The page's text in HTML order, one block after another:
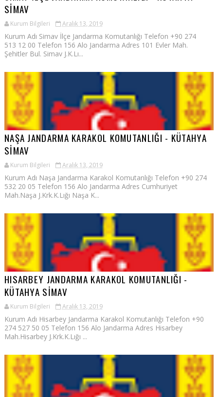
SİMAV
Kurum Bilgileri Aralık 13, 2019
Kurum Adı Simav İlçe Jandarma Komutanlığı Telefon +90 274
513 12 00 Telefon 156 Alo Jandarma Adres 101 Evler Mah.
Şehitler Bul. Simav J.K.Lı...
NAŞA JANDARMA KARAKOL KOMUTANLIĞI - KÜTAHYA
SİMAV
Kurum Bilgileri Aralık 13, 2019
Kurum Adı Naşa Jandarma Karakol Komutanlığı Telefon +90 274
532 20 05 Telefon 156 Alo Jandarma Adres Cumhuriyet
Mah.Naşa J.Krk.K.Lığı Naşa K...
HISARBEY JANDARMA KARAKOL KOMUTANLIĞI -
KÜTAHYA SİMAV
Kurum Bilgileri Aralık 13, 2019
Kurum Adı Hisarbey Jandarma Karakol Komutanlığı Telefon +90
274 527 50 05 Telefon 156 Alo Jandarma Adres Hisarbey
Mah.Hisarbey J.Krk.K.Lığı ...